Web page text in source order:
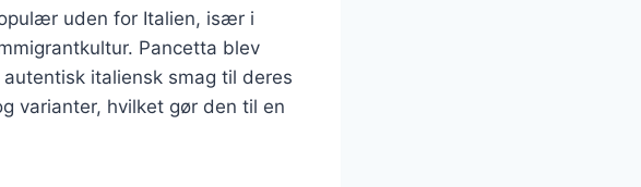
uden for Italien, især i
Pancetta blev
italiensk smag til deres
varianter, hvilket gør den til en